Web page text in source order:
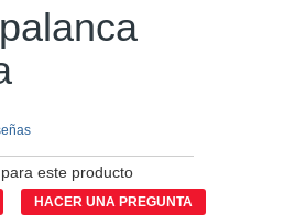
para este producto
HACER UNA PREGUNTA